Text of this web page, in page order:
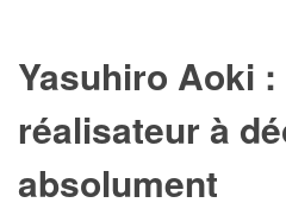
Yasuhiro Aoki :
réalisateur à
absolument